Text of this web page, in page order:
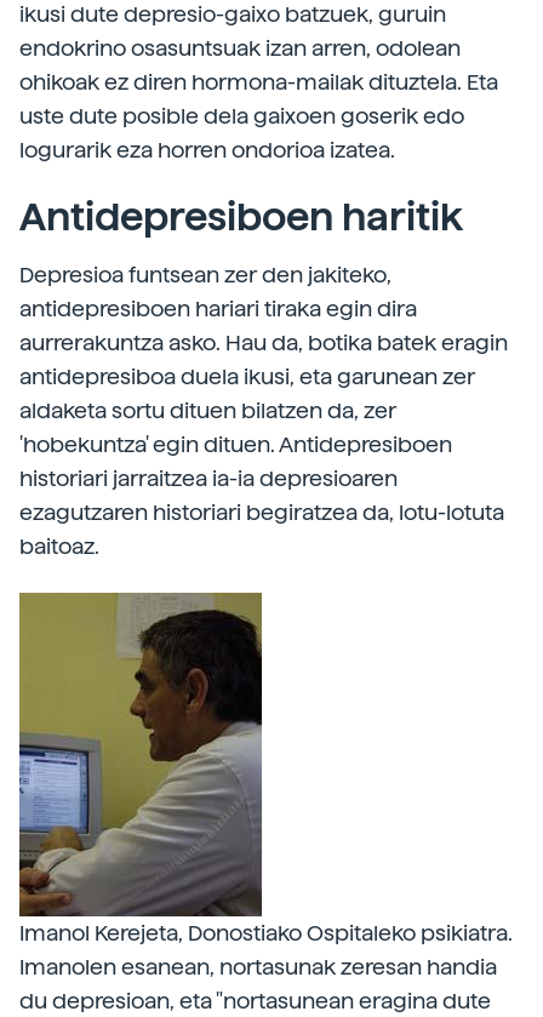
ikusi dute depresio-gaixo batzuek, guruin
endokrino osasuntsuak izan arren, odolean
ohikoak ez diren hormona-mailak dituztela. Eta
uste dute posible dela gaixoen goserik edo
logurarik eza horren ondorioa izatea.
Antidepresiboen haritik
Depresioa funtsean zer den jakiteko,
antidepresiboen hariari tiraka egin dira
aurrerakuntza asko. Hau da, botika batek eragin
antidepresiboa duela ikusi, eta garunean zer
aldaketa sortu dituen bilatzen da, zer
'hobekuntza' egin dituen. Antidepresiboen
historiari jarraitzea ia-ia depresioaren
ezagutzaren historiari begiratzea da, lotu-lotuta
baitoaz.
Imanol Kerejeta, Donostiako Ospitaleko psikiatra.
Imanolen esanean, nortasunak zeresan handia
du depresioan, eta "nortasunean eragina dute